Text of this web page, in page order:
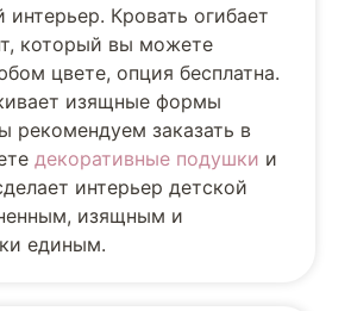
Кровать огибает
который вы можете
цвете, опция бесплатна.
изящные формы
рекомендуем заказать в
декоративные подушки и
интерьер детской
изящным и
единым.